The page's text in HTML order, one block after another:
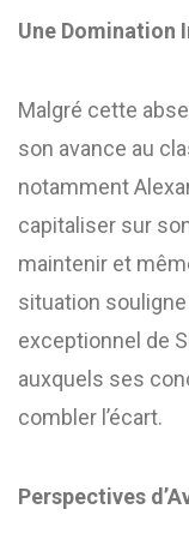
Une Domination
Malgré cette
son avance au
notamment
capitaliser sur
maintenir et
situation
exceptionnel de
auxquels ses
combler l’écart. ​
Perspectives